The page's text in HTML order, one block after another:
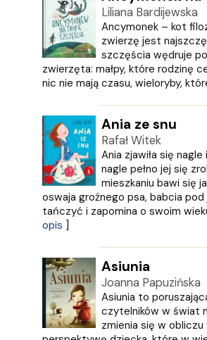
Liliana Bardijewska
Ancymonek – kot
zwierzę jest
szczęścia wędruje
zwierzęta: małpy, które rodzinę
nic nie mają czasu, wieloryby,
Ania ze snu
Rafał Witek
Ania zjawiła się
nagle pełno jej się
mieszkaniu bawi się
oswaja groźnego psa, babcia
tańczyć i zapomina o swoim
opis ]
Asiunia
Joanna Papuzińska
Asiunia to
czytelników w świat
zmienia się w